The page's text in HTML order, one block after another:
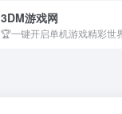
3DM游戏网